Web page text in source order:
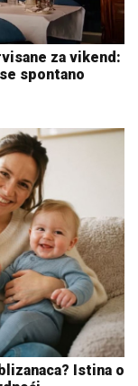
za vikend:
spontano
Istina o